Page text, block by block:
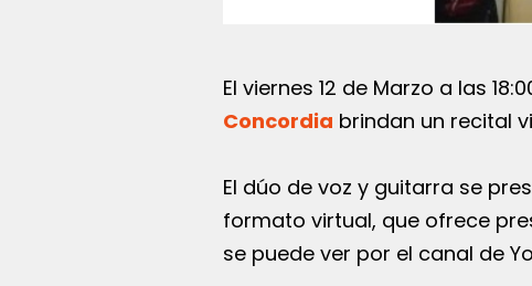
El viernes 12 de Marzo a las
Concordia brindan un recital
El dúo de voz y guitarra se
formato virtual, que ofrece
se puede ver por el canal de